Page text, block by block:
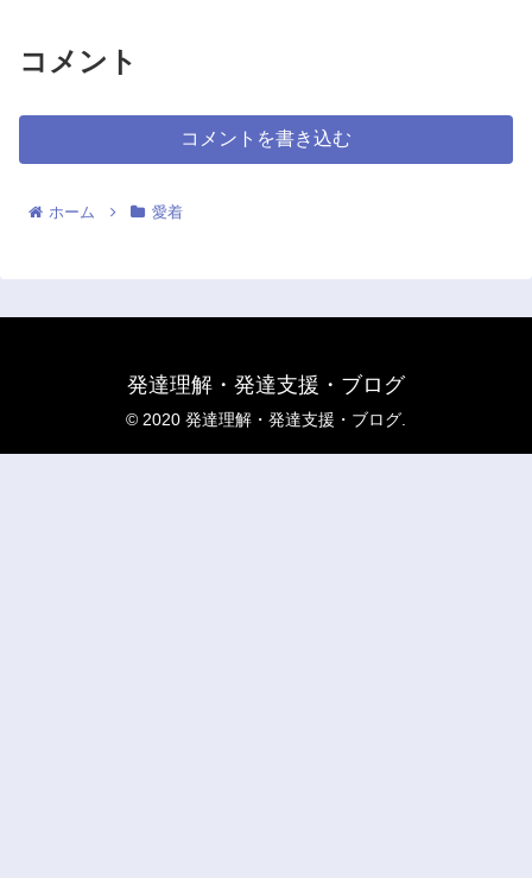
コメント
コメントを書き込む
ホーム 愛着
発達理解・発達支援・ブログ
© 2020 発達理解・発達支援・ブログ.